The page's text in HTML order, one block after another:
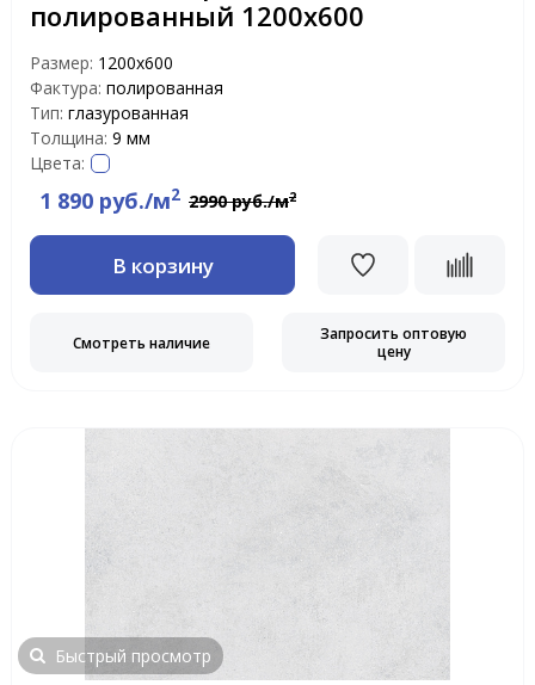
полированный 1200х600
Размер: 1200x600
Фактура: полированная
Тип: глазурованная
Толщина: 9 мм
Цвета:
1 890 руб./м2 2990 руб./м2
В корзину
Смотреть наличие
Запросить оптовую
цену
Быстрый просмотр